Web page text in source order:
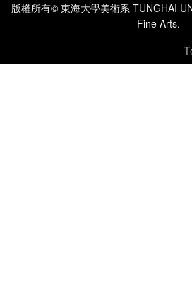
版權所有© 東海大學美術系 TUNGHAI
Fine Arts.